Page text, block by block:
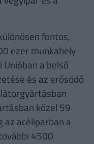
fontos,
ezer munkahely
a belső
és az erősödő
közel 59
az acéliparban a
4500